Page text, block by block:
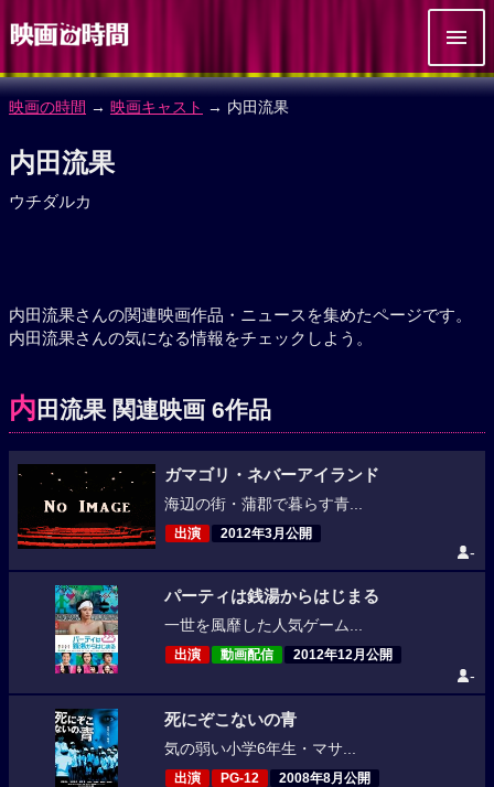
映画の時間 → 映画キャスト → 内田流果
内田流果
ウチダルカ
内田流果さんの関連映画作品・ニュースを集めたページです。
内田流果さんの気になる情報をチェックしよう。
内 田流果 関連映画 6作品
ガマゴリ・ネバーアイランド
海辺の街・蒲郡で暮らす青...
出演 2012年3月公開
-
パーティは銭湯からはじまる
一世を風靡した人気ゲーム...
出演 動画配信 2012年12月公開
-
死にぞこないの青
気の弱い小学6年生・マサ...
出演 PG-12 2008年8月公開